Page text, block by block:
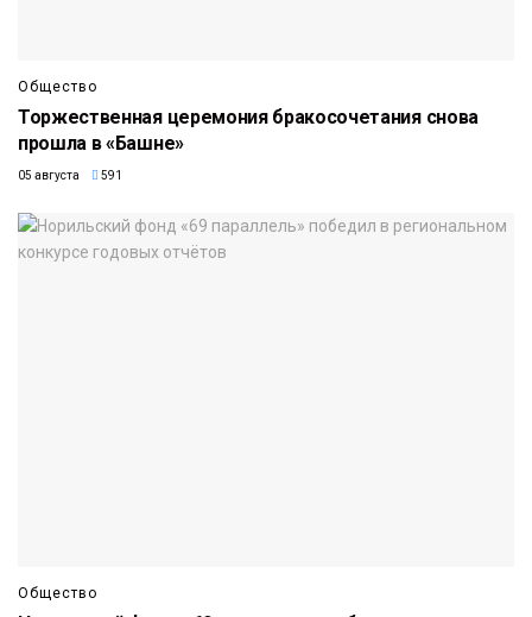
Общество
Торжественная церемония бракосочетания снова
прошла в «Башне»
05 августа 591
Общество